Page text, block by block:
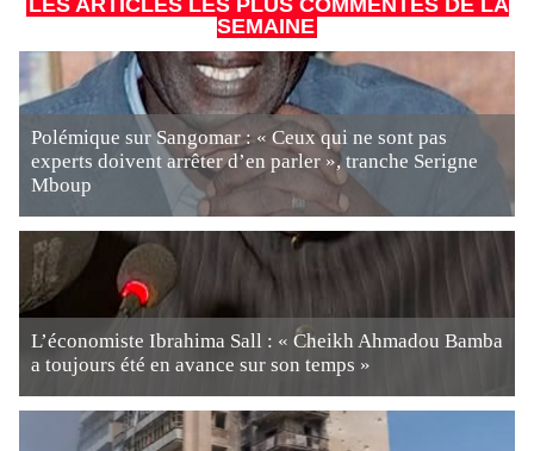
LES ARTICLES LES PLUS COMMENTÉS DE LA
SEMAINE
Polémique sur Sangomar : « Ceux qui ne sont pas
experts doivent arrêter d’en parler », tranche Serigne
Mboup
L’économiste Ibrahima Sall : « Cheikh Ahmadou Bamba
a toujours été en avance sur son temps »